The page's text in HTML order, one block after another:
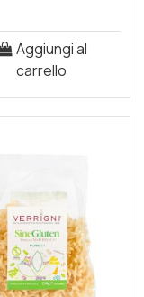
Aggiungi al
carrello